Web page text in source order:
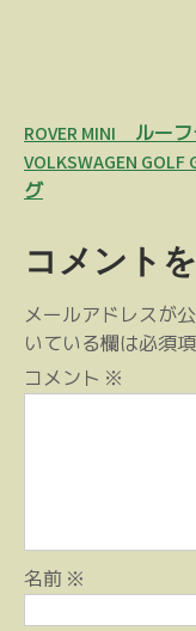
投
稿
ナ
ビ
ゲ
ー
シ
ョ
ROVER MINI ルー
VOLKSWAGEN
グ
コメント
メールアドレスが
いている欄は必須
コメント ※
名前 ※